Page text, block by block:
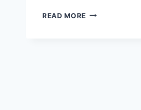
READ MORE APPLE